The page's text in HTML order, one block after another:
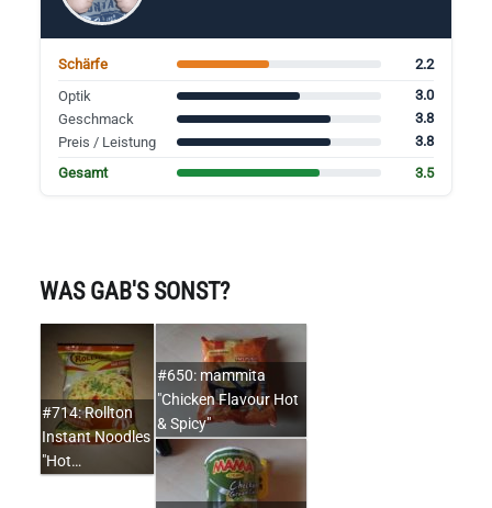
Schärfe
2.2
Optik
3.0
Geschmack
3.8
Preis / Leistung
3.8
Gesamt
3.5
WAS GAB'S SONST?
#714: Rollton
Instant Noodles
"Hot…
#650: mammita
"Chicken Flavour Hot
& Spicy"